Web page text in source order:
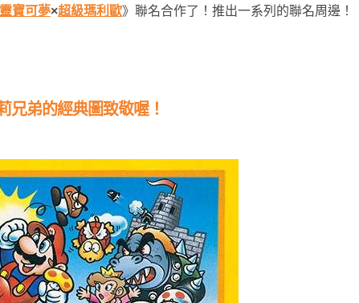
寶可夢×超級瑪利歐》聯名合作了！推出一系列的聯名周邊！
兄弟的經典圖致敬喔！